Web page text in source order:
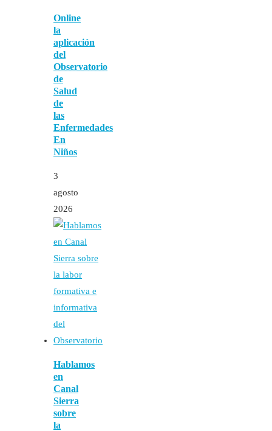
Online
la
aplicación
del
Observatorio
de
Salud
de
las
Enfermedades
En
Niños
3
agosto
2026
Hablamos
en
Canal
Sierra
sobre
la